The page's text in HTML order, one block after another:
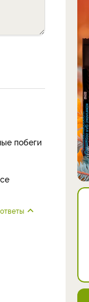
побеги